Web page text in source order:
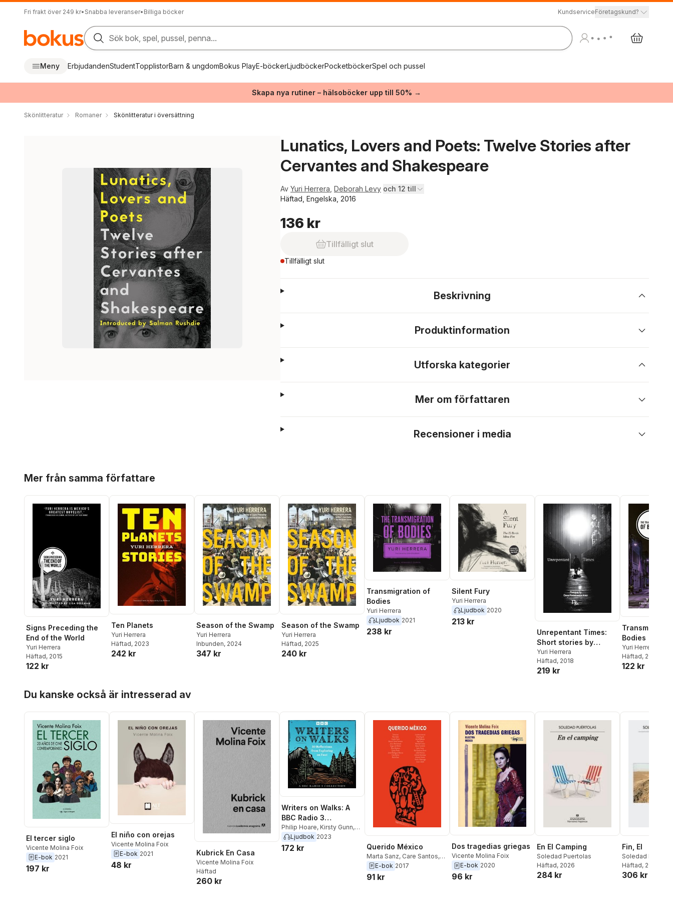
Fri frakt över 249 kr• Snabba leveranser• Billiga böcker KundserviceFöretagskund?
Sök bok, spel, pussel, penna...
Meny ErbjudandenStudentTopplistorBarn & ungdomBokus PlayE-böckerLjudböckerPocketböckerSpel och pussel
Skapa nya rutiner – hälsoböcker upp till 50% →
Skönlitteratur Romaner Skönlitteratur i översättning
Lunatics, Lovers and Poets: Twelve Stories after
Cervantes and Shakespeare
Av Yuri Herrera Deborah Levy och 12 till
Häftad, Engelska, 2016
136 kr
Tillfälligt slut
Tillfälligt slut
Beskrivning
Produktinformation
Utforska kategorier
Mer om författaren
Recensioner i media
Mer från samma författare
Signs Preceding the
End of the World
Yuri Herrera
Häftad, 2015
122 kr
Ten Planets
Yuri Herrera
Häftad, 2023
242 kr
Season of the Swamp
Yuri Herrera
Inbunden, 2024
347 kr
Season of the Swamp
Yuri Herrera
Häftad, 2025
240 kr
Transmigration of
Bodies
Yuri Herrera
Ljudbok 2021
238 kr
Silent Fury
Yuri Herrera
Ljudbok 2020
213 kr
Unrepentant Times:
Short stories by
mexican authors
Yuri Herrera
Häftad, 2018
219 kr
Bodies
Yuri Herrera
Häftad, 2016
122 kr
Du kanske också är intresserad av
El tercer siglo
Vicente Molina Foix
E-bok 2021
197 kr
El niño con orejas
Vicente Molina Foix
E-bok 2021
48 kr
Kubrick En Casa
Vicente Molina Foix
Häftad
260 kr
Writers on Walks: A
BBC Radio 3
Collection
Philip Hoare, Kirsty Gunn,
Ian Samson ,Nicola Barker
Erica Wagner
Ljudbok 2023
172 kr Querido México
Marta Sanz, Care Santos,
Javier Rodriguez Marco
Carlos Pardo
E-bok 2017
91 kr
Dos tragedias griegas
Vicente Molina Foix
E-bok 2020
96 kr
En El Camping
Soledad Puertolas
Häftad, 2026
284 kr
Fin, El
Soledad
Soledad
Häftad, 2015
306 kr